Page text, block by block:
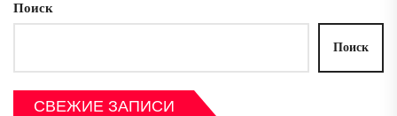
Поиск
Поиск
СВЕЖИЕ ЗАПИСИ